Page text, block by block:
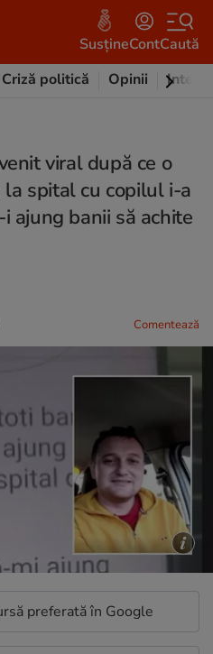
SusțineContCaută
Criză politică Opinii
viral după ce o
la spital cu copilul i-a
ajung banii să achite
Comentează
preferată în Google